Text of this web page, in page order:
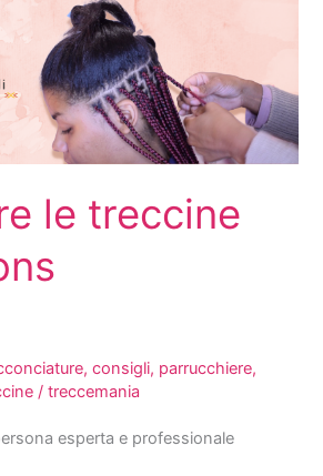
le treccine
, consigli, parrucchiere,
/ treccemania
esperta e professionale